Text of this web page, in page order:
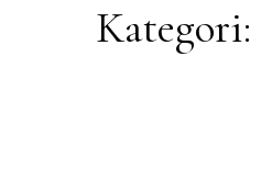
Kategori: